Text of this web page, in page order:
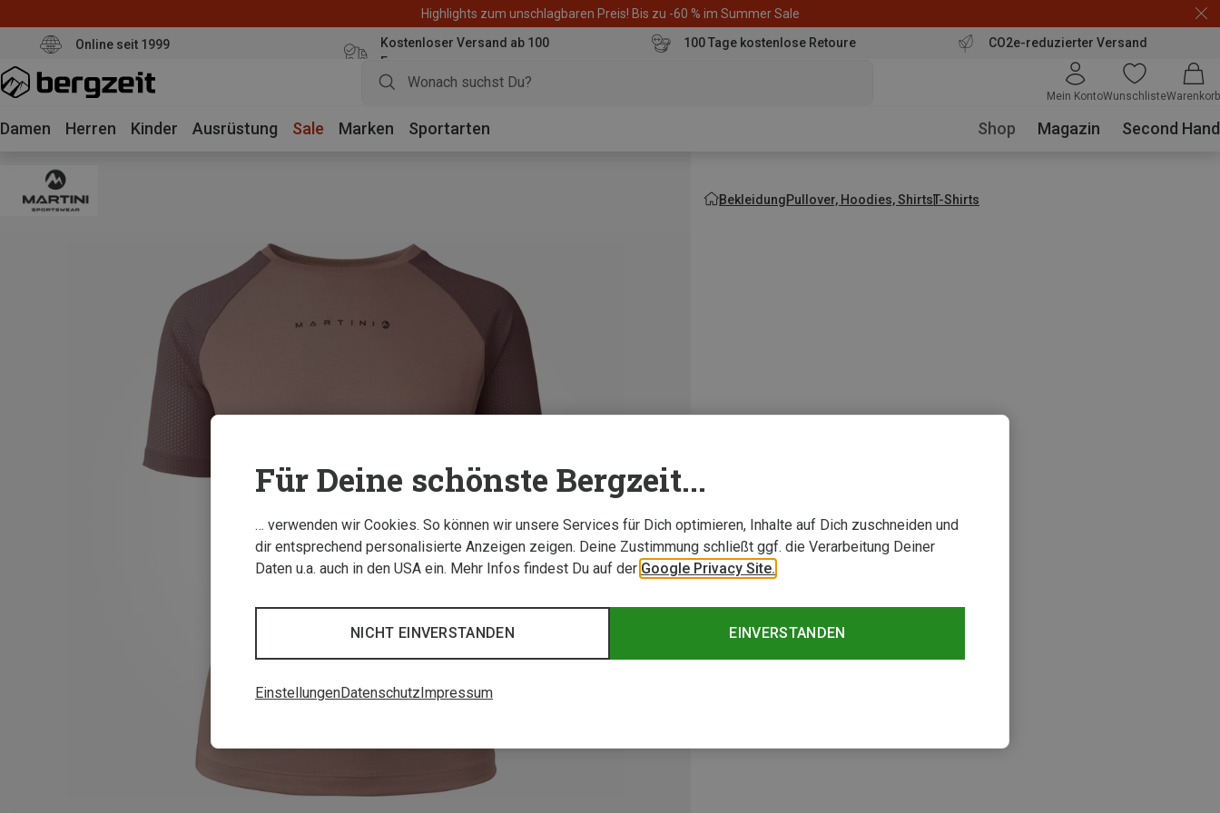
Highlights zum unschlagbaren Preis! Bis zu -60 % im Summer Sale
Online seit 1999
Kostenloser Versand ab 100
Euro
100 Tage kostenlose Retoure CO2e-reduzierter Versand
Mein KontoWunschlisteWarenkorb
Damen Herren Kinder Ausrüstung Sale Marken Sportarten Shop Magazin Second Hand
BekleidungPullover, Hoodies, ShirtsT-Shirts
Für Deine schönste Bergzeit...
… verwenden wir Cookies. So können wir unsere Services für Dich optimieren, Inhalte auf Dich zuschneiden und
dir entsprechend personalisierte Anzeigen zeigen. Deine Zustimmung schließt ggf. die Verarbeitung Deiner
Daten u.a. auch in den USA ein. Mehr Infos findest Du auf der Google Privacy Site.
EINVERSTANDEN
NICHT EINVERSTANDEN
EinstellungenDatenschutz Impressum